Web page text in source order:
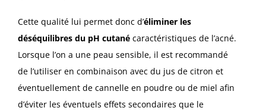
Cette qualité lui permet donc d’éliminer les
déséquilibres du pH cutané caractéristiques de l’acné.
Lorsque l’on a une peau sensible, il est recommandé
de l’utiliser en combinaison avec du jus de citron et
éventuellement de cannelle en poudre ou de miel afin
d’éviter les éventuels effets secondaires que le